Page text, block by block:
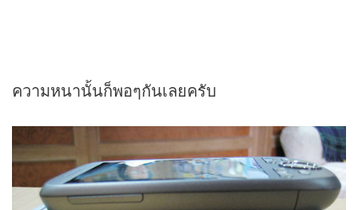
ความหนานั้นก็พอๆกันเลยครับ